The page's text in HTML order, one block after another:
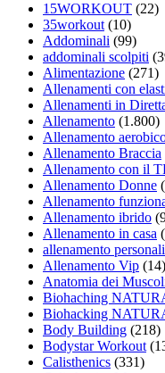
15WORKOUT (22)
35workout (10)
Addominali (99)
addominali scolpiti
Alimentazione (271)
Allenamenti con
Allenamenti in
Allenamento (1.800)
Allenamento
Allenamento Braccia
Allenamento con il
Allenamento Donne
Allenamento
Allenamento ibrido
Allenamento in casa
allenamento
Allenamento Vip (14)
Anatomia dei
Biohaching
Biohacking
Body Building (218)
Bodystar Workout
Calisthenics (331)